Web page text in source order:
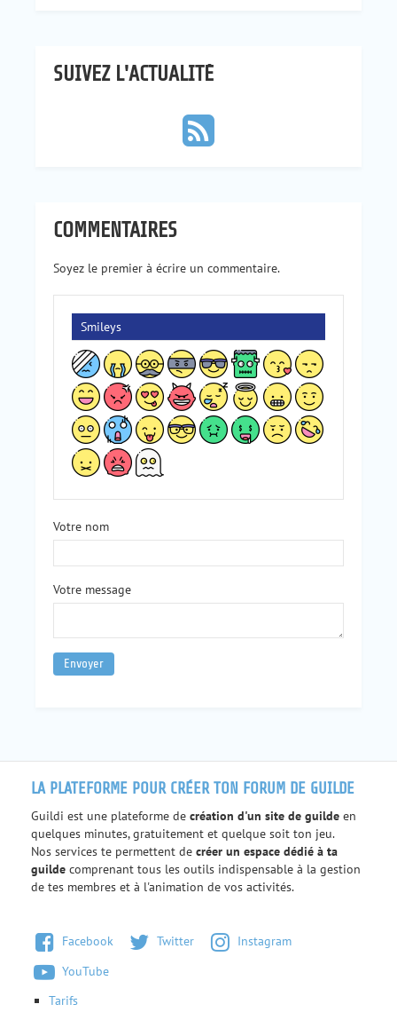
SUIVEZ L'ACTUALITÉ
COMMENTAIRES
Soyez le premier à écrire un commentaire.
Smileys
Votre nom
Votre message
LA PLATEFORME POUR CRÉER TON FORUM DE GUILDE
Guildi est une plateforme de création d'un site de guilde en
quelques minutes, gratuitement et quelque soit ton jeu.
Nos services te permettent de créer un espace dédié à ta
guilde comprenant tous les outils indispensable à la gestion
de tes membres et à l'animation de vos activités.
Facebook Twitter
Instagram
YouTube
Tarifs